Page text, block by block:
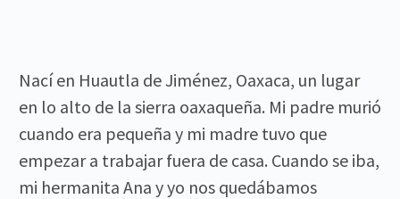
Nací en Huautla de Jiménez, Oaxaca, un lugar
en lo alto de la sierra oaxaqueña. Mi padre murió
cuando era pequeña y mi madre tuvo que
empezar a trabajar fuera de casa. Cuando se iba,
mi hermanita Ana y yo nos quedábamos